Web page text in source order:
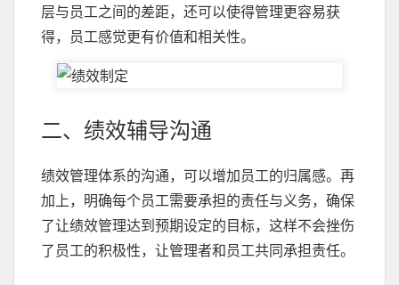
层与员工之间的差距，还可以使得管理更容易获
得，员工感觉更有价值和相关性。
二、绩效辅导沟通
绩效管理体系的沟通，可以增加员工的归属感。再
加上，明确每个员工需要承担的责任与义务，确保
了让绩效管理达到预期设定的目标，这样不会挫伤
了员工的积极性，让管理者和员工共同承担责任。